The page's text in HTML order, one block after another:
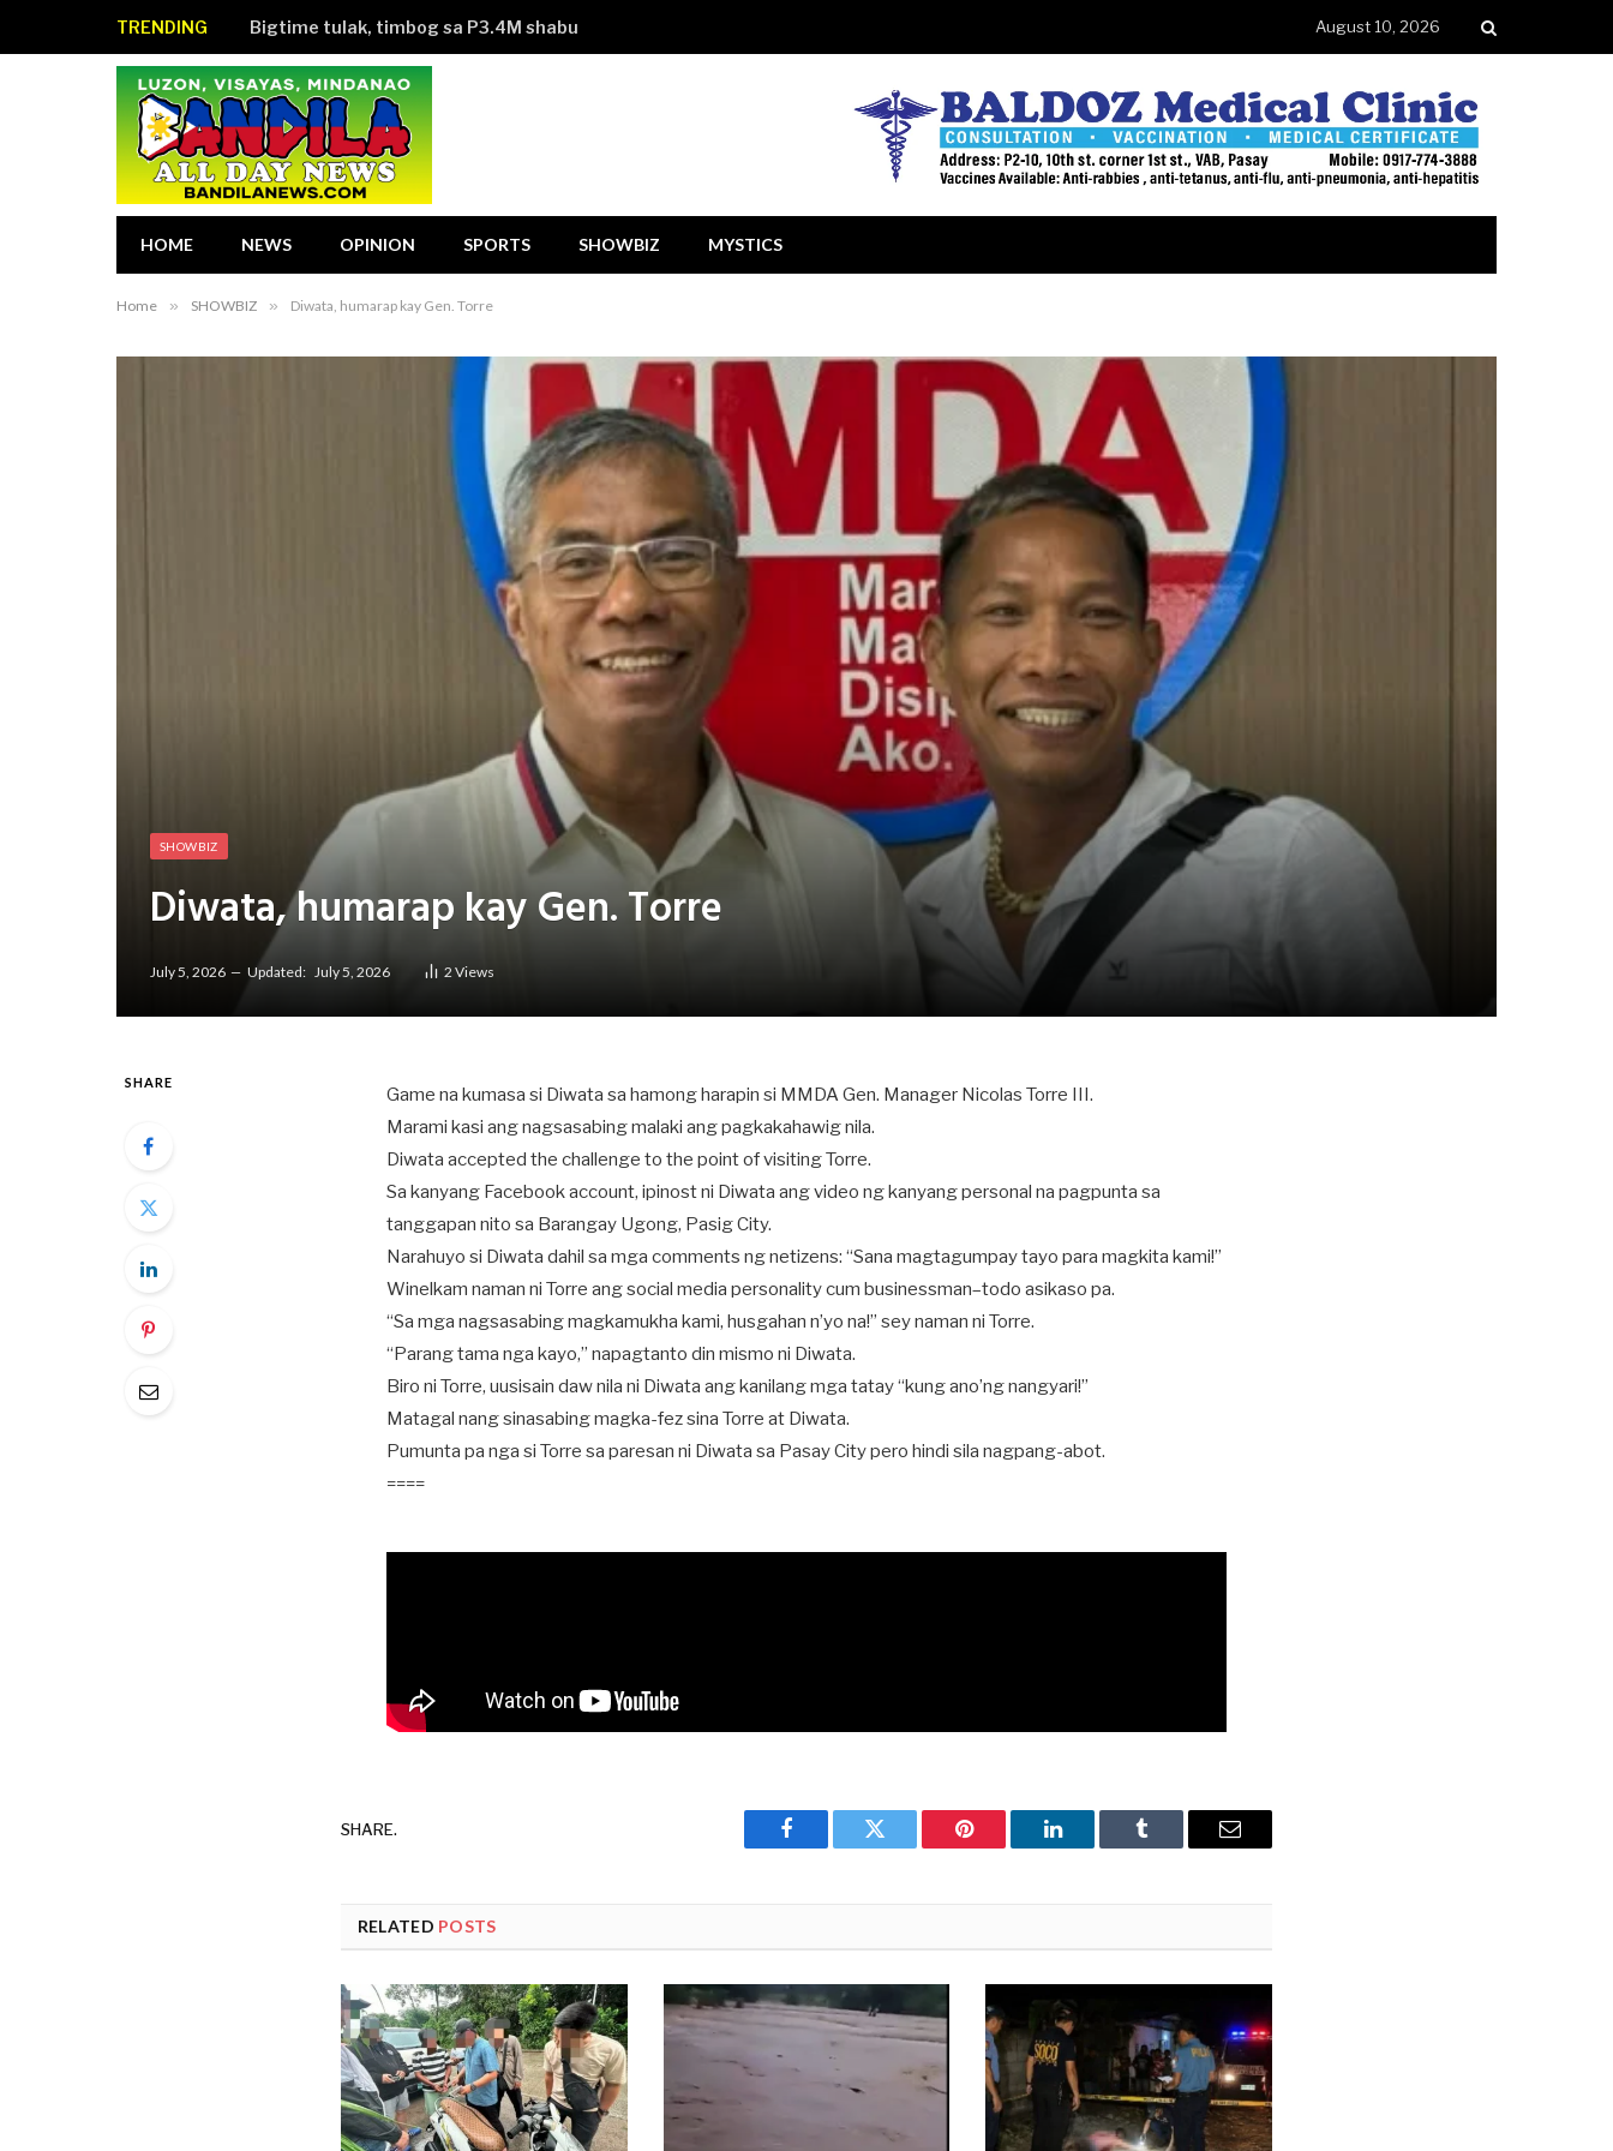
TRENDING Bigtime tulak, timbog sa P3.4M shabu August 10, 2026
HOME NEWS OPINION SPORTS SHOWBIZ MYSTICS
Home » SHOWBIZ » Diwata, humarap kay Gen. Torre
SHOWBIZ
Diwata, humarap kay Gen. Torre
July 5, 2026 Updated: July 5, 2026 2 Views
SHARE
Game na kumasa si Diwata sa hamong harapin si MMDA Gen. Manager Nicolas Torre III.
Marami kasi ang nagsasabing malaki ang pagkakahawig nila.
Diwata accepted the challenge to the point of visiting Torre.
Sa kanyang Facebook account, ipinost ni Diwata ang video ng kanyang personal na pagpunta sa
tanggapan nito sa Barangay Ugong, Pasig City.
Narahuyo si Diwata dahil sa mga comments ng netizens: “Sana magtagumpay tayo para magkita kami!”
Winelkam naman ni Torre ang social media personality cum businessman–todo asikaso pa.
“Sa mga nagsasabing magkamukha kami, husgahan n’yo na!” sey naman ni Torre.
“Parang tama nga kayo,” napagtanto din mismo ni Diwata.
Biro ni Torre, uusisain daw nila ni Diwata ang kanilang mga tatay “kung ano’ng nangyari!”
Matagal nang sinasabing magka-fez sina Torre at Diwata.
Pumunta pa nga si Torre sa paresan ni Diwata sa Pasay City pero hindi sila nagpang-abot.
====
SHARE.
Facebook Twitter Pinterest LinkedIn Tumblr Email
RELATED POSTS